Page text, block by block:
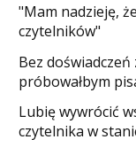
"Mam nadzieję,
czytelników"
Bez
próbowałbym
​Lubię wywrócić
czytelnika w